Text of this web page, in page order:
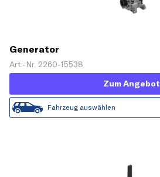
Generator
Art.-Nr. 2260-15538
Zum Angebot
Fahrzeug auswählen